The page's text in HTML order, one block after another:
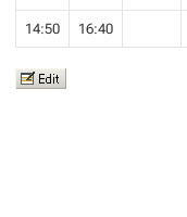
14:50 16:40